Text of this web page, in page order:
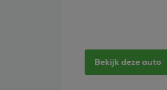
Bekijk deze auto